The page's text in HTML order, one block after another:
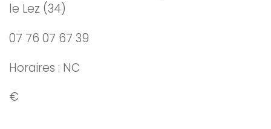
le Lez (34)
07 76 07 67 39
Horaires : NC
€